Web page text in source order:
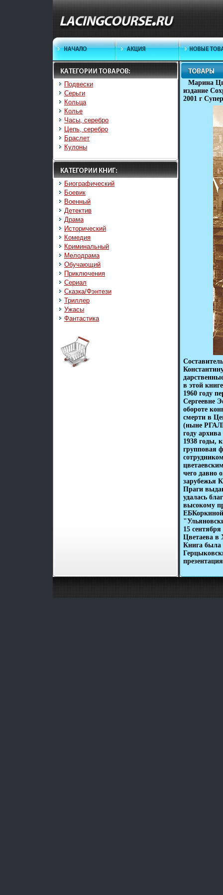
Подвески
Серьги
Кольца
Колье
Часы, серебро
Цепь, серебро
Браслет
Кулоны
Биографический
Боевик
Военный
Детектив
Драма
Исторический
Комедия
Криминальный
Мелодрама
Обучающий
Приключения
Сериал
Сказка/Фэнтези
Триллер
Ужасы
Фантастика
Марина
издание
2001 г
в этой
1960 году
Сергеевне
обороте
смерти в
(ныне
году
1938 годы,
групповая
чего давно
зарубежья
Праги
удалась
высокому
15
Цветаева в
Книга была